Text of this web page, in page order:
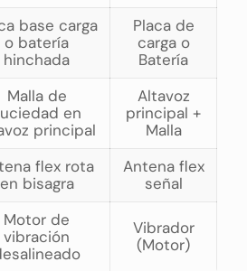
base carga
o batería
hinchada
Placa de
carga o
Batería
Malla de
en
principal
Altavoz
principal +
Malla
flex rota
en bisagra
Antena flex
señal
Motor de
vibración
Vibrador
(Motor)